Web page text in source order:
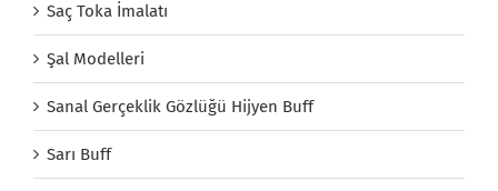
Saç Toka İmalatı
Şal Modelleri
Sanal Gerçeklik Gözlüğü Hijyen Buff
Sarı Buff